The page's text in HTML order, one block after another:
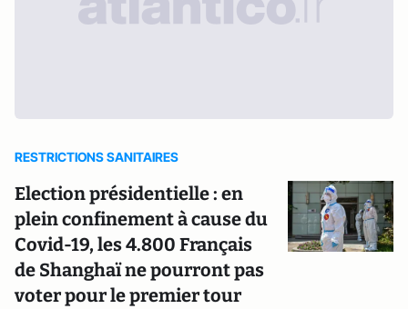
RESTRICTIONS SANITAIRES
Election présidentielle : en
plein confinement à cause du
Covid-19, les 4.800 Français
de Shanghaï ne pourront pas
voter pour le premier tour